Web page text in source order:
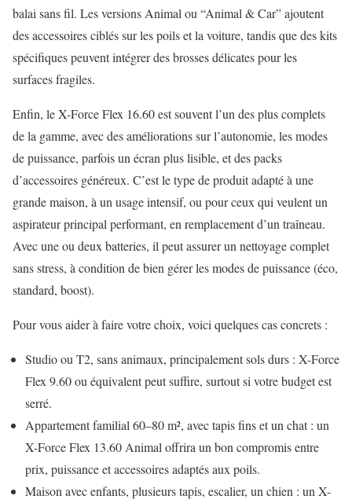
balai sans fil. Les versions Animal ou “Animal & Car” ajoutent
des accessoires ciblés sur les poils et la voiture, tandis que des kits
spécifiques peuvent intégrer des brosses délicates pour les
surfaces fragiles.
Enfin, le X-Force Flex 16.60 est souvent l’un des plus complets
de la gamme, avec des améliorations sur l’autonomie, les modes
de puissance, parfois un écran plus lisible, et des packs
d’accessoires généreux. C’est le type de produit adapté à une
grande maison, à un usage intensif, ou pour ceux qui veulent un
aspirateur principal performant, en remplacement d’un traîneau.
Avec une ou deux batteries, il peut assurer un nettoyage complet
sans stress, à condition de bien gérer les modes de puissance (éco,
standard, boost).
Pour vous aider à faire votre choix, voici quelques cas concrets :
Studio ou T2, sans animaux, principalement sols durs : X-Force
Flex 9.60 ou équivalent peut suffire, surtout si votre budget est
serré.
Appartement familial 60–80 m², avec tapis fins et un chat : un
X-Force Flex 13.60 Animal offrira un bon compromis entre
prix, puissance et accessoires adaptés aux poils.
Maison avec enfants, plusieurs tapis, escalier, un chien : un X-